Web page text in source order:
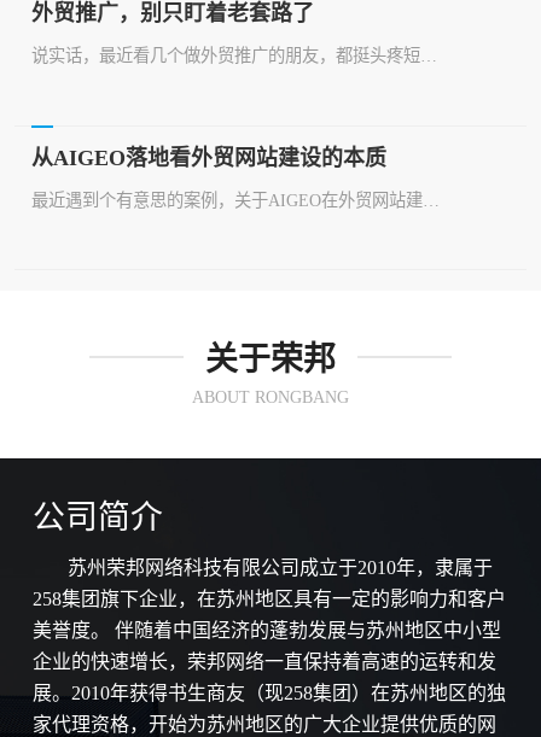
外贸推广，别只盯着老套路了
说实话，最近看几个做外贸推广的朋友，都挺头疼短视频矩阵营销和外贸网站建设这些事。为啥？政策这东西，有时候真让人摸不着头脑。你辛辛苦苦做内容，发视频，结果平台规则一变，可能前功尽弃。建个外贸网站，想着能长久，结果数据合规性、隐私保护这些新要求一来，又是一堆麻烦事。这事儿得从根子上说。以前做外贸推广，不就那几招嘛，展会、B2B平台、搜索引擎优化。后来短视频火起来，大家一窝蜂扎进去，搞矩阵营销，想法挺好...
从AIGEO落地看外贸网站建设的本质
关于荣邦
ABOUT RONGBANG
公司简介
苏州荣邦网络科技有限公司成立于2010年，隶属于
258集团旗下企业，在苏州地区具有一定的影响力和客户
美誉度。 伴随着中国经济的蓬勃发展与苏州地区中小型
企业的快速增长，荣邦网络一直保持着高速的运转和发
展。2010年获得书生商友（现258集团）在苏州地区的独
家代理资格，开始为苏州地区的广大企业提供优质的网